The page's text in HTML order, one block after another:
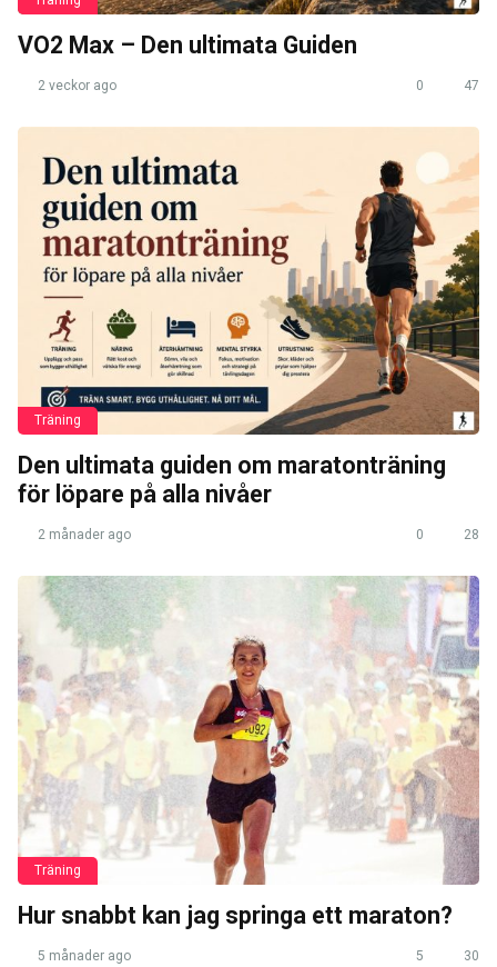
VO2 Max – Den ultimata Guiden
2 veckor ago 0 47
Träning
Den ultimata guiden om maratonträning
för löpare på alla nivåer
2 månader ago 0 28
Träning
Hur snabbt kan jag springa ett maraton?
5 månader ago 5 30